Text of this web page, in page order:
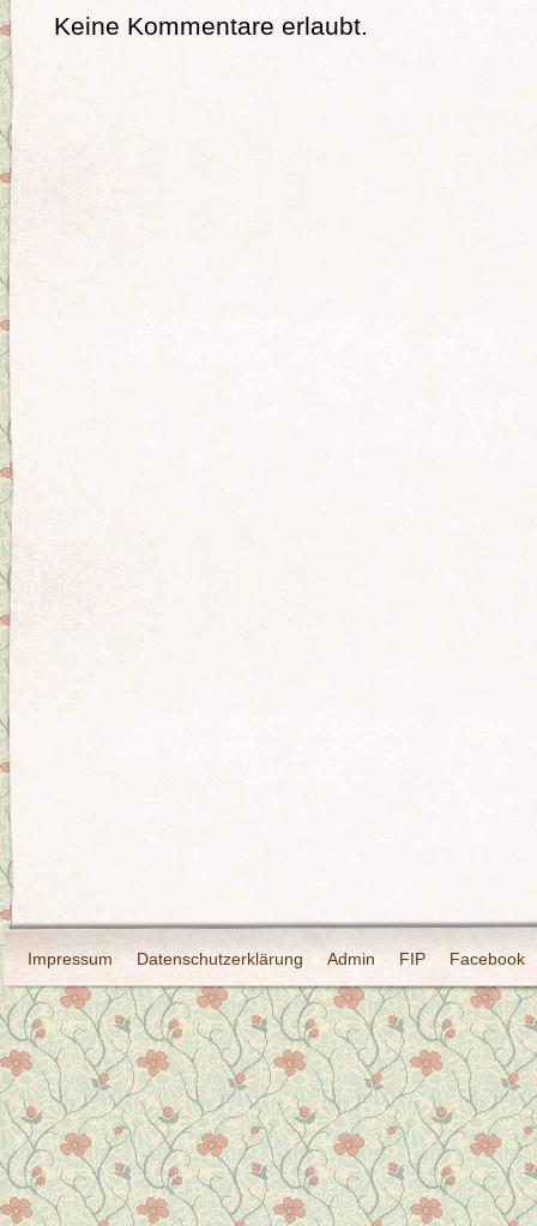
Keine Kommentare erlaubt.
Impressum Datenschutzerklärung Admin FIP Facebook